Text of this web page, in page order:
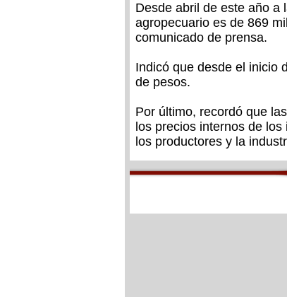
Desde abril de este año a
agropecuario es de 869
comunicado de prensa.
Indicó que desde el inicio
de pesos.
Por último, recordó que
los precios internos de
los productores y la